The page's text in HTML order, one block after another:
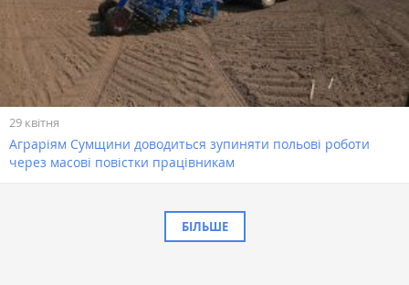
29 квітня
Аграріям Сумщини доводиться зупиняти польові роботи
через масові повістки працівникам
БІЛЬШЕ